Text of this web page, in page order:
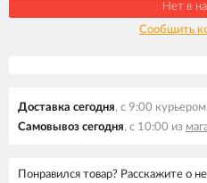
Нет в
Сообщить
Доставка сегодня, с 9:00
Самовывоз сегодня, с 10:00 из
Понравился товар? Расскажите о